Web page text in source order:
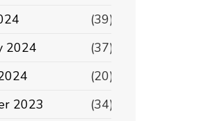
(39)
2024
(37)
(20)
2023
(34)